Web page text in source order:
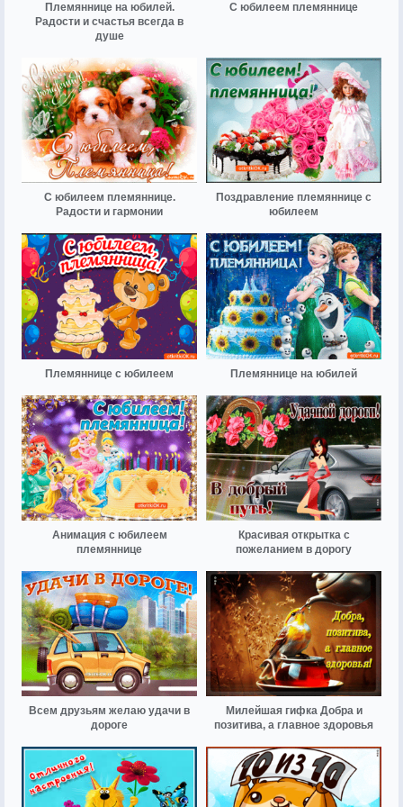
Племяннице на юбилей.
Радости и счастья всегда в
душе
С юбилеем племяннице
С юбилеем племяннице.
Радости и гармонии
Поздравление племяннице с
юбилеем
Племяннице с юбилеем Племяннице на юбилей
Анимация с юбилеем
племяннице
Красивая открытка с
пожеланием в дорогу
Всем друзьям желаю удачи в
дороге
Милейшая гифка Добра и
позитива, а главное здоровья